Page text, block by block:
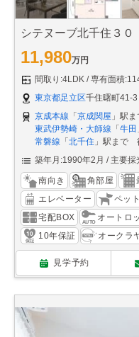
シテヌーブ北千住３
11,980万円
間取り:4LDK
専有面積
東京都足立区千住曙町41-3
京成本線 「京成関屋 」駅
東武伊勢崎・大師線 「牛田
常磐線 「北千住 」駅まで
築年月:1990年2月
主要採
南向き 角部屋
エレベーター
ペッ
宅配BOX
オートロ
10年保証
オークラ
見学予約